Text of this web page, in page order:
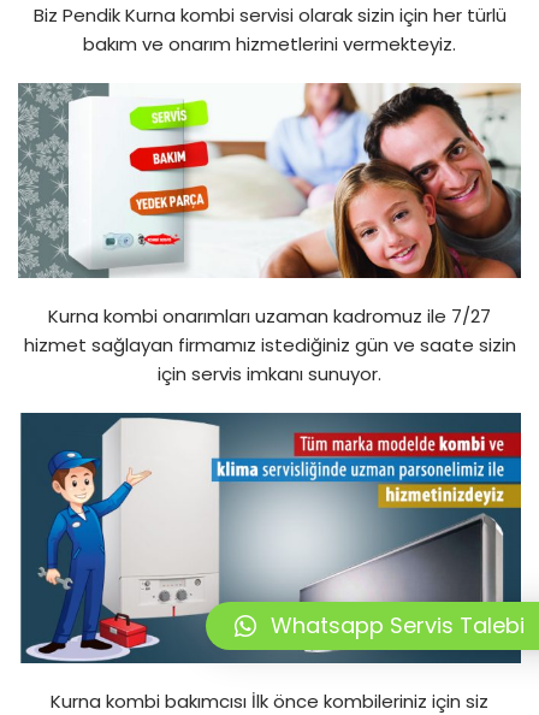
Biz Pendik Kurna kombi servisi olarak sizin için her türlü
bakım ve onarım hizmetlerini vermekteyiz.
Kurna kombi onarımları uzaman kadromuz ile 7/27
hizmet sağlayan firmamız istediğiniz gün ve saate sizin
için servis imkanı sunuyor.
Kurna kombi bakımcısı İlk önce kombileriniz için siz
Whatsapp Servis Talebi